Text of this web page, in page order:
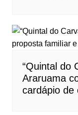
“Quintal do
Araruama
cardápio de